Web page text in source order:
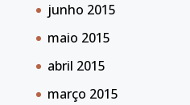
junho 2015
maio 2015
abril 2015
março 2015